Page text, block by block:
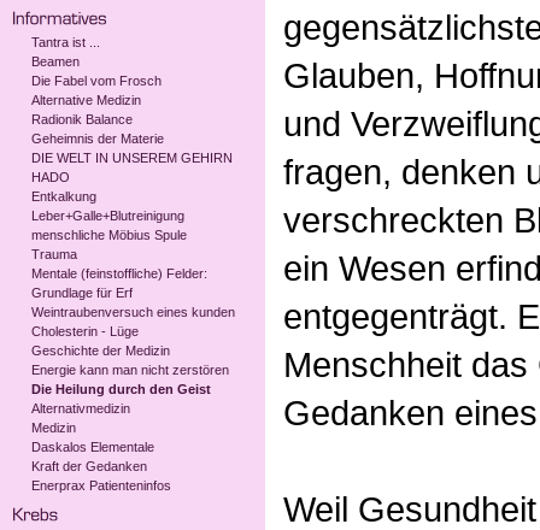
Tantra ist ...
Beamen
Die Fabel vom Frosch
Alternative Medizin
Radionik Balance
Geheimnis der Materie
DIE WELT IN UNSEREM GEHIRN
HADO
Entkalkung
Leber+Galle+Blutreinigung
menschliche Möbius Spule
Trauma
Mentale (feinstoffliche) Felder:
Grundlage für Erf
Weintraubenversuch eines kunden
Cholesterin - Lüge
Geschichte der Medizin
Energie kann man nicht zerstören
Die Heilung durch den Geist
Alternativmedizin
Medizin
Daskalos Elementale
Kraft der Gedanken
Enerprax Patienteninfos
Glauben,
und
fragen, denken
verschreckten
ein Wesen
entgegenträgt.
Menschheit
Gedanken
Weil